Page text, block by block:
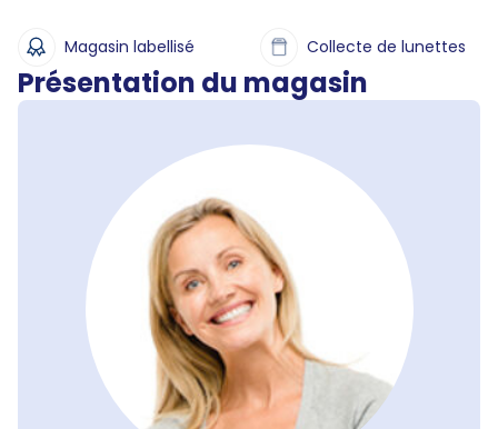
Magasin labellisé Collecte de lunettes
Présentation du magasin